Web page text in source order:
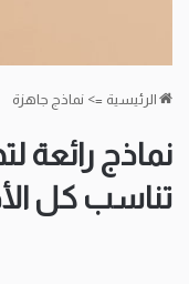
الرئيسية => نماذج جاهزة
نماذج رائعة
تناسب كل